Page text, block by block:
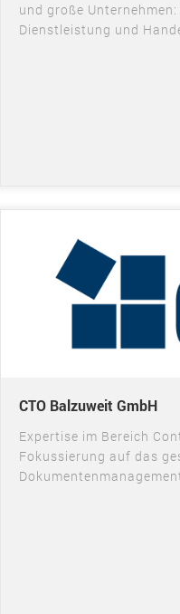
und große
Dienstleistung und
CTO Balzuweit GmbH
Expertise im Bereich
Fokussierung auf das